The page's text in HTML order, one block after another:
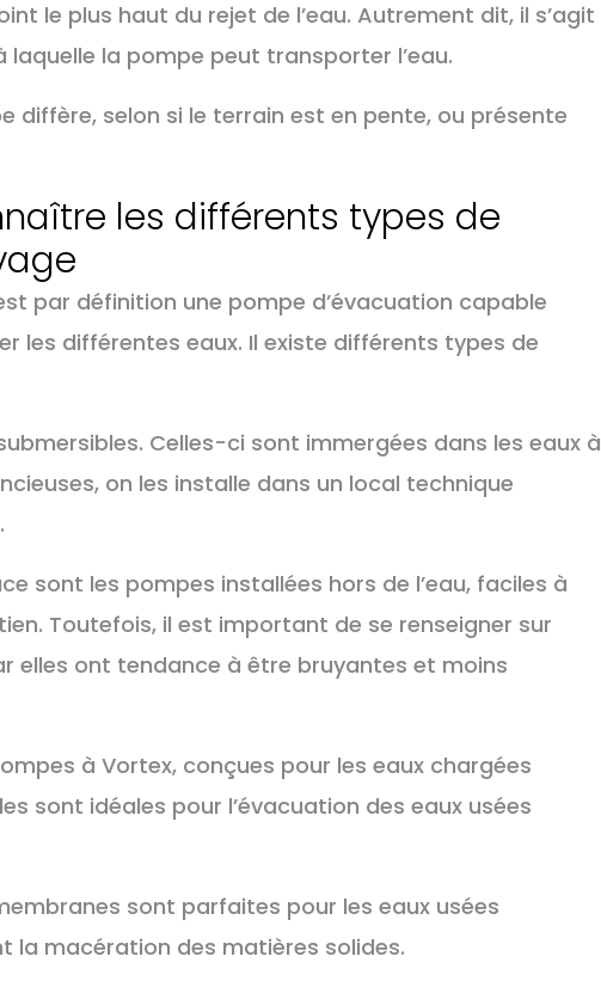
le plus haut du rejet de l’eau. Autrement dit, il s’agit
laquelle la pompe peut transporter l’eau.
diffère, selon si le terrain est en pente, ou présente
les différents types de
par définition une pompe d’évacuation capable
les différentes eaux. Il existe différents types de
Celles-ci sont immergées dans les eaux à
on les installe dans un local technique
sont les pompes installées hors de l’eau, faciles à
Toutefois, il est important de se renseigner sur
elles ont tendance à être bruyantes et moins
à Vortex, conçues pour les eaux chargées
sont idéales pour l’évacuation des eaux usées
sont parfaites pour les eaux usées
la macération des matières solides.